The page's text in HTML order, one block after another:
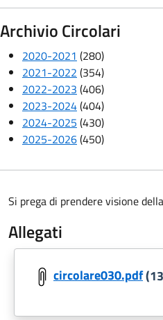
Archivio Circolari
2020-2021 (280)
2021-2022 (354)
2022-2023 (406)
2023-2024(404)
2024-2025 (430)
2025-2026(450)
Si prega di prendere visione
Allegati
circolare030.pdf